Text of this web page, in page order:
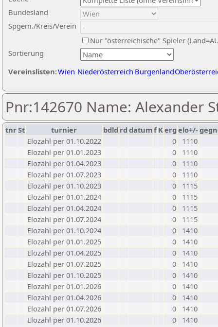
Sortierung
Bundesland
Spgem./Kreis/Verein
Nur "österreichische" Spieler
Vereinslisten:Wien Niederösterreich Burgenland
Pnr:142670 Name: Alexander
tnrSt turnier bdld rd datumf Kerg elo+/-
Elozahl per 01.10.2022
0
1110
Elozahl per 01.01.2023
0
1110
Elozahl per 01.04.2023
0
1110
Elozahl per 01.07.2023
0
1110
Elozahl per 01.10.2023
0
1115
Elozahl per 01.01.2024
0
1115
Elozahl per 01.04.2024
0
1115
Elozahl per 01.07.2024
0
1115
Elozahl per 01.10.2024
0
1410
Elozahl per 01.01.2025
0
1410
Elozahl per 01.04.2025
0
1410
Elozahl per 01.07.2025
0
1410
Elozahl per 01.10.2025
0
1410
Elozahl per 01.01.2026
0
1410
Elozahl per 01.04.2026
0
1410
Elozahl per 01.07.2026
0
1410
Elozahl per 01.10.2026
0 1410